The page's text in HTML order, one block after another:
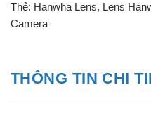
Thẻ: Hanwha Lens, Lens
Camera
THÔNG TIN CHI